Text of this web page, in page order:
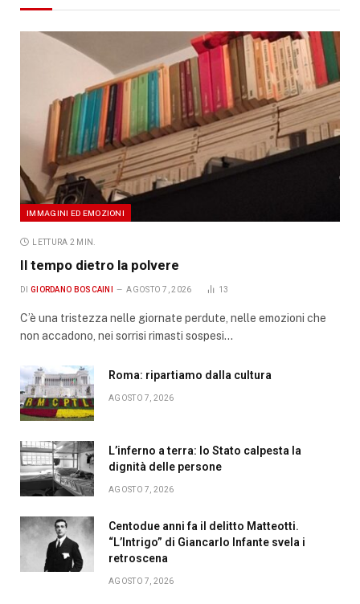
IMMAGINI ED EMOZIONI
LETTURA 2 MIN.
Il tempo dietro la polvere
DI GIORDANO BOSCAINI AGOSTO 7, 2026 13
C’è una tristezza nelle giornate perdute, nelle emozioni che
non accadono, nei sorrisi rimasti sospesi…
Roma: ripartiamo dalla cultura
AGOSTO 7, 2026
L’inferno a terra: lo Stato calpesta la
dignità delle persone
AGOSTO 7, 2026
Centodue anni fa il delitto Matteotti.
“L’Intrigo” di Giancarlo Infante svela i
retroscena
AGOSTO 7, 2026